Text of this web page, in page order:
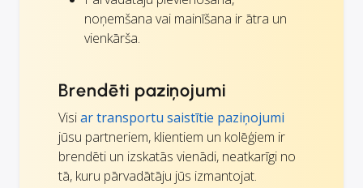
noņemšana vai mainīšana ir ātra un
vienkārša.
Brendēti paziņojumi
Visiar transportu saistītie paziņojumi
jūsu partneriem, klientiem un kolēģiem ir
brendēti un izskatās vienādi, neatkarīgi no
tā, kuru pārvadātāju jūs izmantojat.